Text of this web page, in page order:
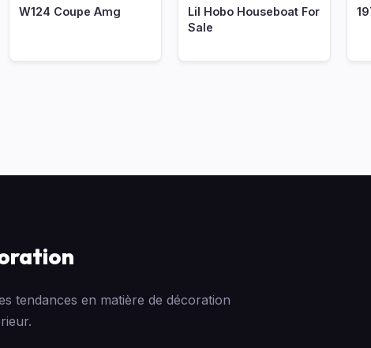
W124 Coupe Amg
Lil Hobo Houseboat For
Sale
tendances en matière de décoration